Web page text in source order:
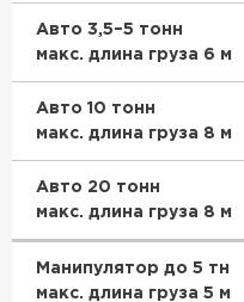
Авто 3,5–5 тонн
макс. длина груза 6 м
Авто 10 тонн
макс. длина груза 8 м
Авто 20 тонн
макс. длина груза 8 м
Манипулятор до 5 тн
макс. длина груза 5 м
Утеплитель
Утеплитель
Утеплитель
Утеплитель